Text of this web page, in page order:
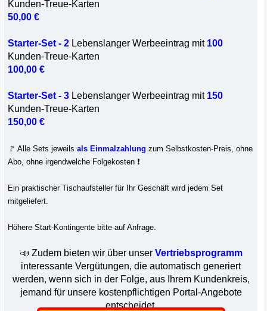
Kunden-Treue-Karten
50,00 €
Starter-Set - 2 Lebenslanger Werbeeintrag mit 100
Kunden-Treue-Karten
100,00 €
Starter-Set - 3 Lebenslanger Werbeeintrag mit 150
Kunden-Treue-Karten
150,00 €
🚩 Alle Sets jeweils als Einmalzahlung zum Selbstkosten-Preis, ohne
Abo, ohne irgendwelche Folgekosten ❗
Ein praktischer Tischaufsteller für Ihr Geschäft wird jedem Set
mitgeliefert.
Höhere Start-Kontingente bitte auf Anfrage.
📣 Zudem bieten wir über unser Vertriebsprogramm
interessante Vergütungen, die automatisch generiert
werden, wenn sich in der Folge, aus Ihrem Kundenkreis,
jemand für unsere kostenpflichtigen Portal-Angebote
entscheidet.